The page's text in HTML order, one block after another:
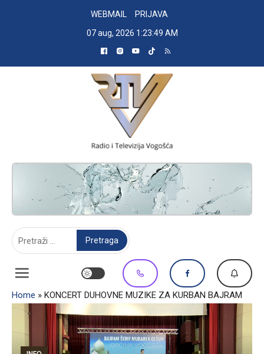
WEBMAIL
PRIJAVA
07 aug, 2026 1:23:49 AM
RADIO TELEVIZIJA VOGOŠĆA
Home » KONCERT DUHOVNE MUZIKE ZA KURBAN BAJRAM